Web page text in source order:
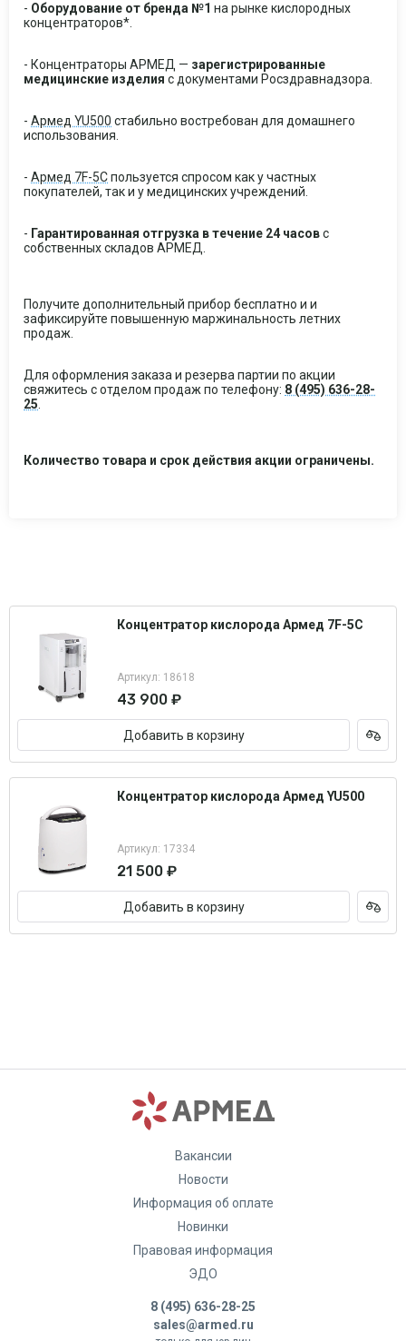
- Оборудование от бренда №1 на рынке кислородных
концентраторов*.
- Концентраторы АРМЕД — зарегистрированные
медицинские изделия с документами Росздравнадзора.
- Армед YU500 стабильно востребован для домашнего
использования.
- Армед 7F-5Cпользуется спросом как у частных
покупателей, так и у медицинских учреждений.
- Гарантированная отгрузка в течение 24 часовс
собственных складов АРМЕД.
Получите дополнительный прибор бесплатно и и
зафиксируйте повышенную маржинальность летних
продаж.
Для оформления заказа и резерва партии по акции
свяжитесь с отделом продаж по телефону: 8 (495) 636-28-
25
Количество товара и срок действия акции ограничены.
Концентратор кислорода Армед 7F-5C
Артикул: 18618
43 900 ₽
Добавить в корзину
Концентратор кислорода Армед YU500
Артикул: 17334
21 500 ₽
Добавить в корзину
Вакансии
Новости
Информация об оплате
Новинки
Правовая информация
ЭДО
8 (495) 636-28-25
sales@armed.ru